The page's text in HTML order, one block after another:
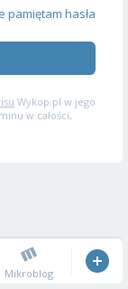
pamiętam hasła
Wykop.pl w jego
w całości,
Mikroblog